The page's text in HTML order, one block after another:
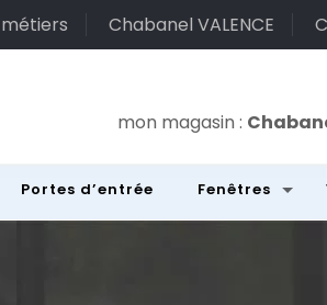
Chabanel VALENCE
Portes d’entrée Fenêtres
mon magasin :